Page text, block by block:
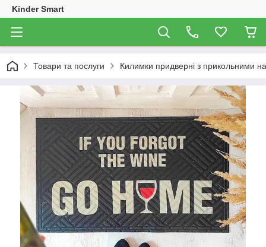
Kinder Smart
Товари та послуги Килимки придверні з прикольними